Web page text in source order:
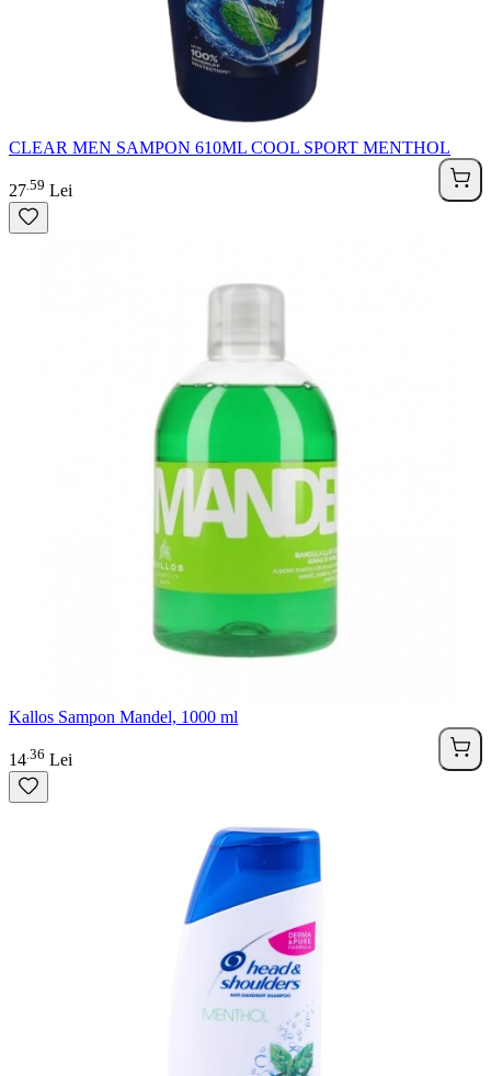
CLEAR MEN SAMPON 610ML COOL SPORT MENTHOL
27 59 Lei
Kallos Sampon Mandel, 1000 ml
14 36 Lei